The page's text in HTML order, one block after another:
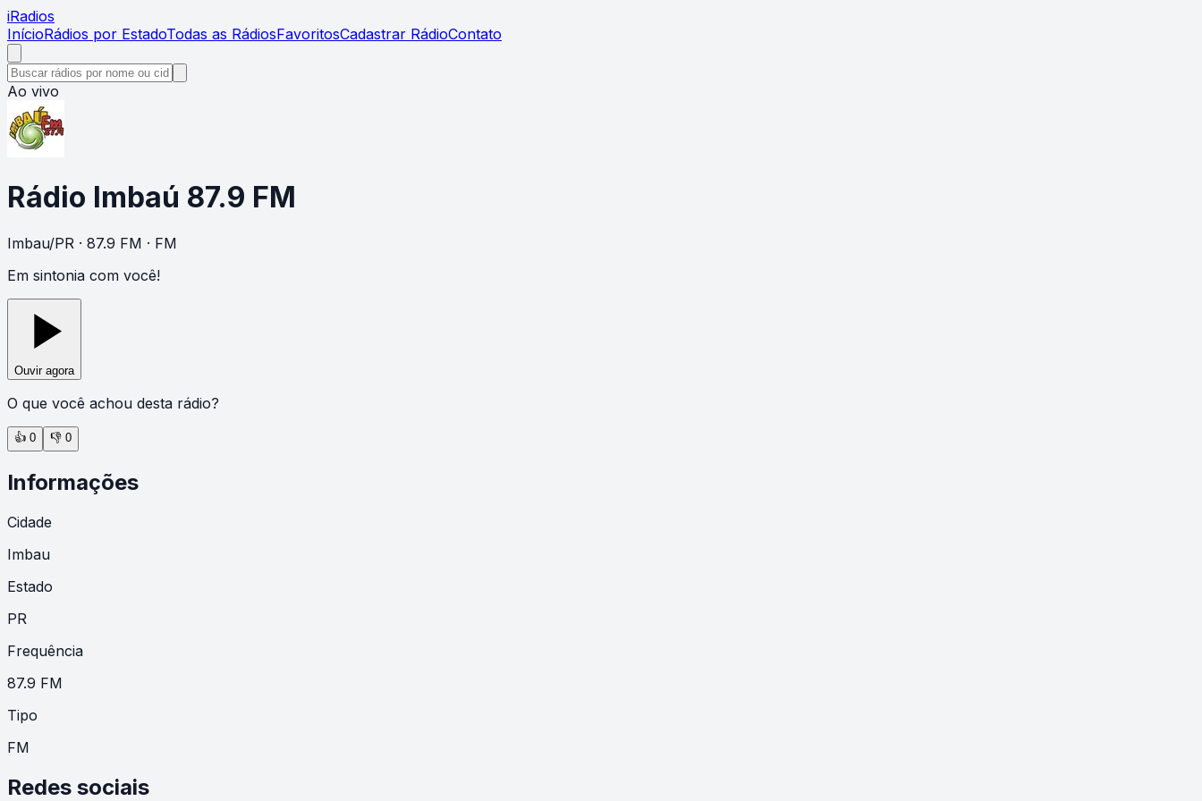
iRadios
InícioRádios por EstadoTodas as RádiosFavoritosCadastrar RádioContato
Ao vivo
Rádio Imbaú 87.9 FM
Imbau/PR · 87.9 FM · FM
Em sintonia com você!
Ouvir agora
O que você achou desta rádio?
👍 0 👎 0
Informações
Cidade
Imbau
Estado
PR
Frequência
87.9 FM
Tipo
FM
Redes sociais